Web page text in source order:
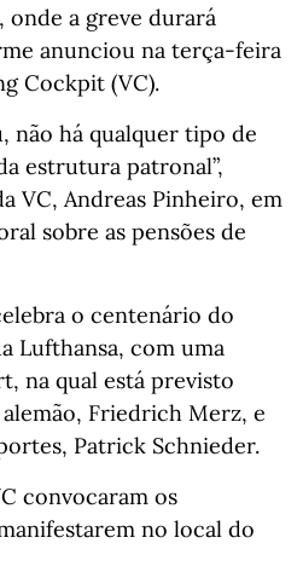
onde a greve durará
anunciou na terça-feira
Cockpit (VC).
não há qualquer tipo de
estrutura patronal”,
VC, Andreas Pinheiro, em
sobre as pensões de
o centenário do
Lufthansa, com uma
na qual está previsto
Friedrich Merz, e
Patrick Schnieder.
convocaram os
no local do